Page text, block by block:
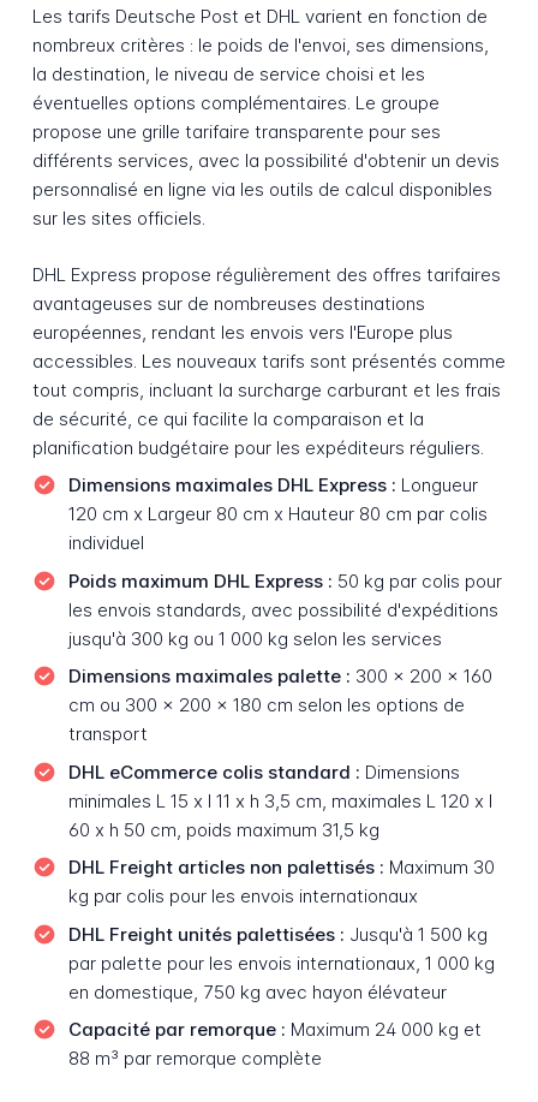
Les tarifs Deutsche Post et DHL varient en fonction de
nombreux critères : le poids de l'envoi, ses dimensions,
la destination, le niveau de service choisi et les
éventuelles options complémentaires. Le groupe
propose une grille tarifaire transparente pour ses
différents services, avec la possibilité d'obtenir un devis
personnalisé en ligne via les outils de calcul disponibles
sur les sites officiels.
DHL Express propose régulièrement des offres tarifaires
avantageuses sur de nombreuses destinations
européennes, rendant les envois vers l'Europe plus
accessibles. Les nouveaux tarifs sont présentés comme
tout compris, incluant la surcharge carburant et les frais
de sécurité, ce qui facilite la comparaison et la
planification budgétaire pour les expéditeurs réguliers.
Dimensions maximales DHL Express : Longueur
120 cm x Largeur 80 cm x Hauteur 80 cm par colis
individuel
Poids maximum DHL Express : 50 kg par colis pour
les envois standards, avec possibilité d'expéditions
jusqu'à 300 kg ou 1 000 kg selon les services
Dimensions maximales palette : 300 x 200 x 160
cm ou 300 x 200 x 180 cm selon les options de
transport
DHL eCommerce colis standard : Dimensions
minimales L 15 x l 11 x h 3,5 cm, maximales L 120 x l
60 x h 50 cm, poids maximum 31,5 kg
DHL Freight articles non palettisés : Maximum 30
kg par colis pour les envois internationaux
DHL Freight unités palettisées : Jusqu'à 1 500 kg
par palette pour les envois internationaux, 1 000 kg
en domestique, 750 kg avec hayon élévateur
Capacité par remorque : Maximum 24 000 kg et
88 m³ par remorque complète